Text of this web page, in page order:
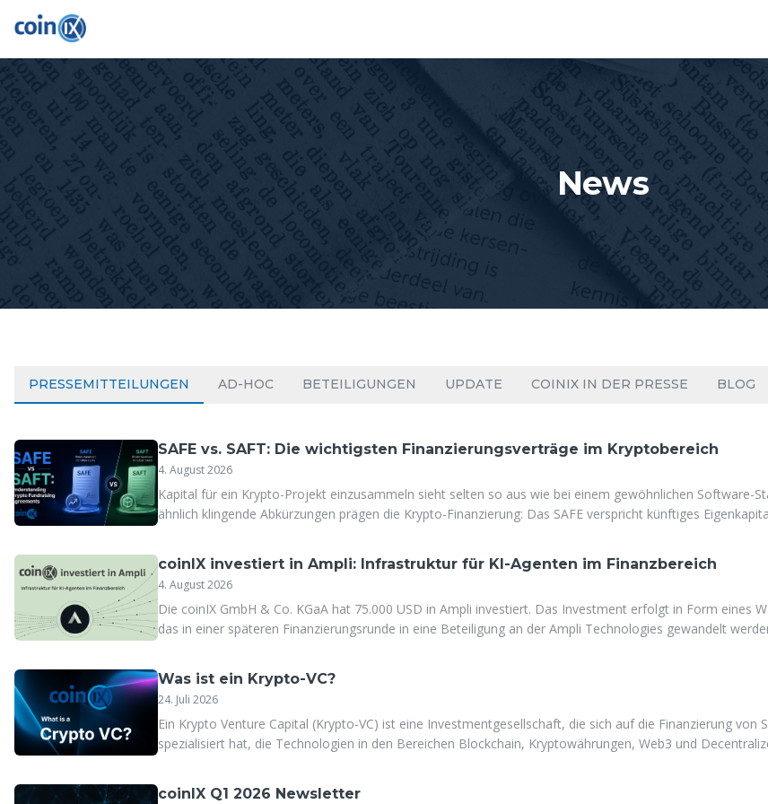
News
PRESSEMITTEILUNGEN AD-HOC BETEILIGUNGEN UPDATE COINIX IN DER PRESSE BLOG
SAFE vs. SAFT: Die wichtigsten Finanzierungsverträge im Kryptobereich
4. August 2026
Kapital für ein Krypto-Projekt einzusammeln sieht selten so aus wie bei einem gewöhnlichen Software-
ähnlich klingende Abkürzungen prägen die Krypto-Finanzierung: Das SAFE verspricht künftiges
hybriden Strukturen, die heute die meisten Teams nutzen.
coinIX investiert in Ampli: Infrastruktur für KI-Agenten im Finanzbereich
4. August 2026
Die coinIX GmbH & Co. KGaA hat 75.000 USD in Ampli investiert. Das Investment erfolgt in Form eines
das in einer späteren Finanzierungsrunde in eine Beteiligung an der Ampli Technologies gewandelt
Was ist ein Krypto-VC?
24. Juli 2026
Ein Krypto Venture Capital (Krypto-VC) ist eine Investmentgesellschaft, die sich auf die Finanzierung von
spezialisiert hat, die Technologien in den Bereichen Blockchain, Kryptowährungen, Web3 und
coinIX Q1 2026 Newsletter